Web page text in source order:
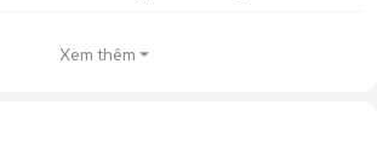
Xem thêm